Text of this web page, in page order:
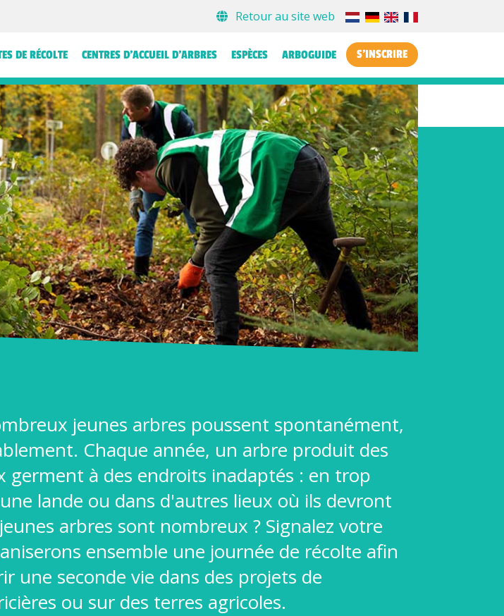
Retour au site web
DE RÉCOLTE CENTRES D’ACCUEIL D’ARBRES ESPÈCES ARBOGUIDE S'INSCRIRE
jeunes arbres poussent spontanément,
Chaque année, un arbre produit des
germent à des endroits inadaptés : en trop
lande ou dans d'autres lieux où ils devront
arbres sont nombreux ? Signalez votre
ensemble une journée de récolte afin
une seconde vie dans des projets de
ou sur des terres agricoles.